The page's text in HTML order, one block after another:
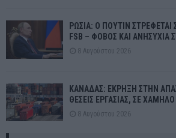
ΡΩΣΙΑ: Ο ΠΟΥΤΙΝ
FSB – ΦΟΒΟΣ ΚΑΙ ΑΝΗΣΥΧΙΑ
8 Αυγούστου 2026
ΚΑΝΑΔΑΣ: ΕΚΡΗΞΗ ΣΤΗΝ
ΘΕΣΕΙΣ ΕΡΓΑΣΙΑΣ, ΣΕ
8 Αυγούστου 2026